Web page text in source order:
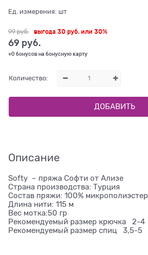
Ед. измерения: шт
99 руб.
69 руб.
выгода30 руб. или30%
+0 бонусов на бонусную карту
Количество:
ДОБАВИТЬ
Описание
Softy – пряжа Софти от Ализе
Страна производства: Турция
Состав пряжи: 100% микрополиэстер
Длина нити: 115 м
Вес мотка:50 гр
Рекомендуемый размер крючка 2-4
Рекомендуемый размер спиц 3,5-5